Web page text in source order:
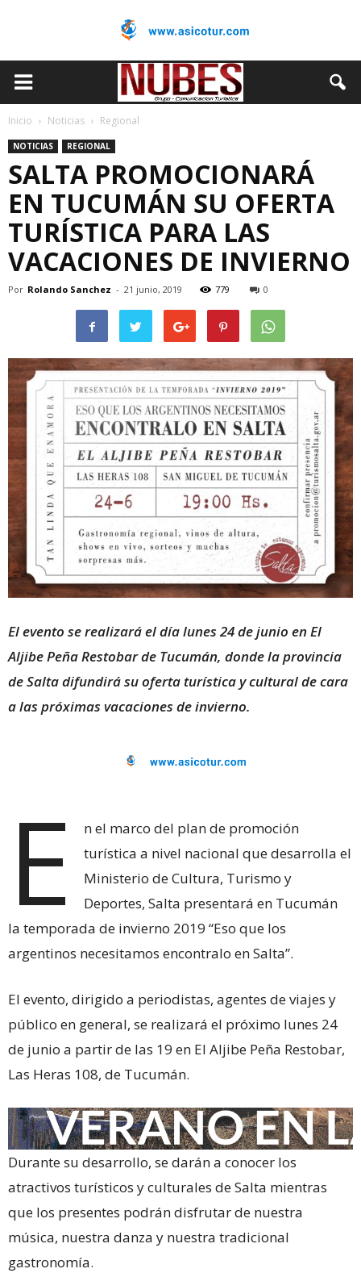
Inicio Noticias Regional
NOTICIAS REGIONAL
SALTA PROMOCIONARÁ
EN TUCUMÁN SU OFERTA
TURÍSTICA PARA LAS
VACACIONES DE INVIERNO
Por Rolando Sanchez - 21 junio, 2019 779 0
El evento se realizará el día lunes 24 de junio en El
Aljibe Peña Restobar de Tucumán, donde la provincia
de Salta difundirá su oferta turística y cultural de cara
a las próximas vacaciones de invierno.
E
n el marco del plan de promoción
turística a nivel nacional que desarrolla el
Ministerio de Cultura, Turismo y
Deportes, Salta presentará en Tucumán
la temporada de invierno 2019 “Eso que los
argentinos necesitamos encontralo en Salta”.
El evento, dirigido a periodistas, agentes de viajes y
público en general, se realizará el próximo lunes 24
de junio a partir de las 19 en El Aljibe Peña Restobar,
Las Heras 108, de Tucumán.
Durante su desarrollo, se darán a conocer los
atractivos turísticos y culturales de Salta mientras
que los presentes podrán disfrutar de nuestra
música, nuestra danza y nuestra tradicional
gastronomía.